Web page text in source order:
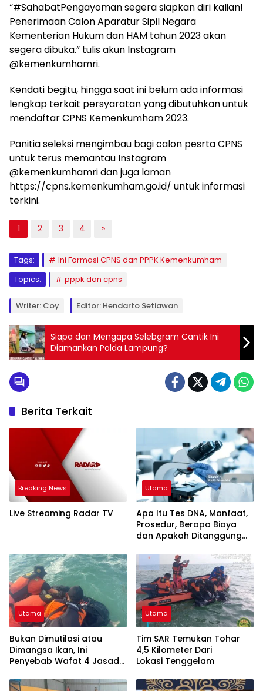
“#SahabatPengayoman segera siapkan diri kalian!
Penerimaan Calon Aparatur Sipil Negara
Kementerian Hukum dan HAM tahun 2023 akan
segera dibuka.” tulis akun Instagram
@kemenkumhamri.
Kendati begitu, hingga saat ini belum ada informasi
lengkap terkait persyaratan yang dibutuhkan untuk
mendaftar CPNS Kemenkumham 2023.
Panitia seleksi mengimbau bagi calon pesrta CPNS
untuk terus memantau Instagram
@kemenkumhamri dan juga laman
https://cpns.kemenkumham.go.id/ untuk informasi
terkini.
1 2 3 4 »
Tags:
Ini Formasi CPNS dan PPPK Kemenkumham
Topics:
pppk dan cpns
Writer: Coy Editor: Hendarto Setiawan
Siapa dan Mengapa Selebgram Cantik Ini
Diamankan Polda Lampung?
Berita Terkait
Breaking News
Live Streaming Radar TV
Utama
Apa Itu Tes DNA, Manfaat,
Prosedur, Berapa Biaya
dan Apakah Ditanggung
Utama
Bukan Dimutilasi atau
Dimangsa Ikan, Ini
Penyebab Wafat 4 Jasad
Di Pesisir Lampung!
Utama
Tim SAR Temukan Tohar
4,5 Kilometer Dari
Lokasi Tenggelam